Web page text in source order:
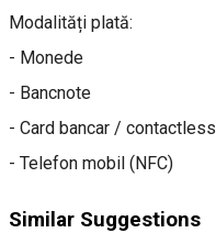
Modalități plată:
- Monede
- Bancnote
- Card bancar / contactless
- Telefon mobil (NFC)
Similar Suggestions